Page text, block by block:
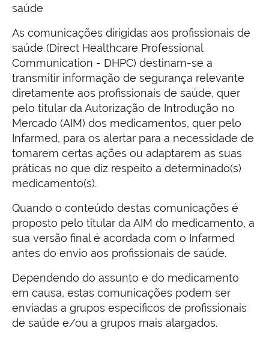
saúde
As comunicações dirigidas aos profissionais de
saúde (Direct Healthcare Professional
Communication - DHPC) destinam-se a
transmitir informação de segurança relevante
diretamente aos profissionais de saúde, quer
pelo titular da Autorização de Introdução no
Mercado (AIM) dos medicamentos, quer pelo
Infarmed, para os alertar para a necessidade de
tomarem certas ações ou adaptarem as suas
práticas no que diz respeito a determinado(s)
medicamento(s).
Quando o conteúdo destas comunicações é
proposto pelo titular da AIM do medicamento, a
sua versão final é acordada com o Infarmed
antes do envio aos profissionais de saúde.
Dependendo do assunto e do medicamento
em causa, estas comunicações podem ser
enviadas a grupos específicos de profissionais
de saúde e/ou a grupos mais alargados.